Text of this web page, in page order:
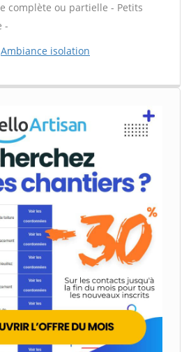
complète ou partielle - Petits
-
Ambiance isolation